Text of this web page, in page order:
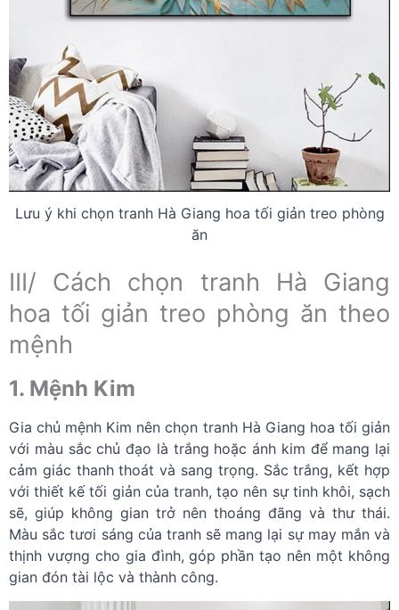
Lưu ý khi chọn tranh Hà Giang hoa tối giản treo phòng
ăn
III/ Cách chọn tranh Hà Giang
hoa tối giản treo phòng ăn theo
mệnh
1. Mệnh Kim
Gia chủ mệnh Kim nên chọn tranh Hà Giang hoa tối giản
với màu sắc chủ đạo là trắng hoặc ánh kim để mang lại
cảm giác thanh thoát và sang trọng. Sắc trắng, kết hợp
với thiết kế tối giản của tranh, tạo nên sự tinh khôi, sạch
sẽ, giúp không gian trở nên thoáng đãng và thư thái.
Màu sắc tươi sáng của tranh sẽ mang lại sự may mắn và
thịnh vượng cho gia đình, góp phần tạo nên một không
gian đón tài lộc và thành công.